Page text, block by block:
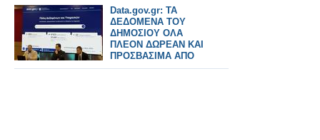
Data.gov.gr: ΤΑ
ΔΕΔΟΜΕΝΑ ΤΟΥ
ΔΗΜΟΣΙΟΥ ΟΛΑ
ΠΛΕΟΝ ΔΩΡΕΑΝ ΚΑΙ
ΠΡΟΣΒΑΣΙΜΑ ΑΠΟ
ΤΟΥΣ ΠΟΛΙΤΕΣ